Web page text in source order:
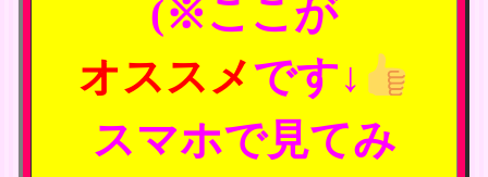
(※ここが
オススメです↓
スマホで見てみ